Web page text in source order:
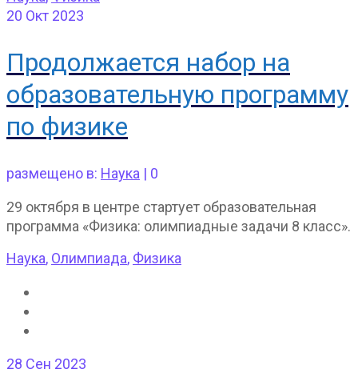
20 Окт 2023
Продолжается набор на
образовательную программу
по физике
размещено в: Наука | 0
29 октября в центре стартует образовательная
программа «Физика: олимпиадные задачи 8 класс».
Наука, Олимпиада, Физика
28 Сен 2023